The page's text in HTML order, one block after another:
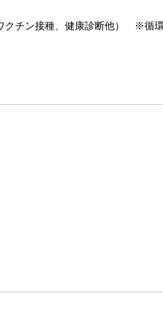
クチン接種、健康診断他） ※循